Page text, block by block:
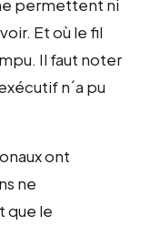
permettent ni
Et où le fil
Il faut noter
n´a pu
ont
ne
que le